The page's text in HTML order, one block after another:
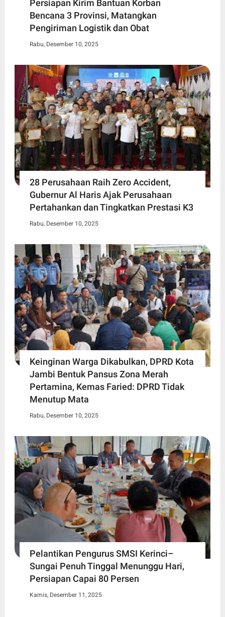
Persiapan Kirim Bantuan Korban
Bencana 3 Provinsi, Matangkan
Pengiriman Logistik dan Obat
Rabu, Desember 10, 2025
28 Perusahaan Raih Zero Accident,
Gubernur Al Haris Ajak Perusahaan
Pertahankan dan Tingkatkan Prestasi K3
Rabu, Desember 10, 2025
Keinginan Warga Dikabulkan, DPRD Kota
Jambi Bentuk Pansus Zona Merah
Pertamina, Kemas Faried: DPRD Tidak
Menutup Mata
Rabu, Desember 10, 2025
Pelantikan Pengurus SMSI Kerinci–
Sungai Penuh Tinggal Menunggu Hari,
Persiapan Capai 80 Persen
Kamis, Desember 11, 2025